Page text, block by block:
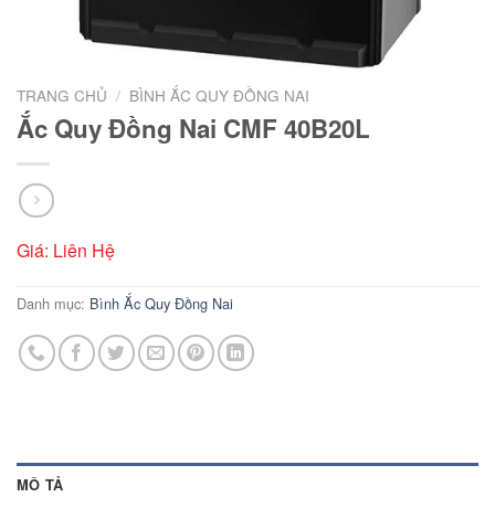
TRANG CHỦ / BÌNH ẮC QUY ĐỒNG NAI
Ắc Quy Đồng Nai CMF 40B20L
Giá: Liên Hệ
Danh mục: Bình Ắc Quy Đồng Nai
MÔ TẢ